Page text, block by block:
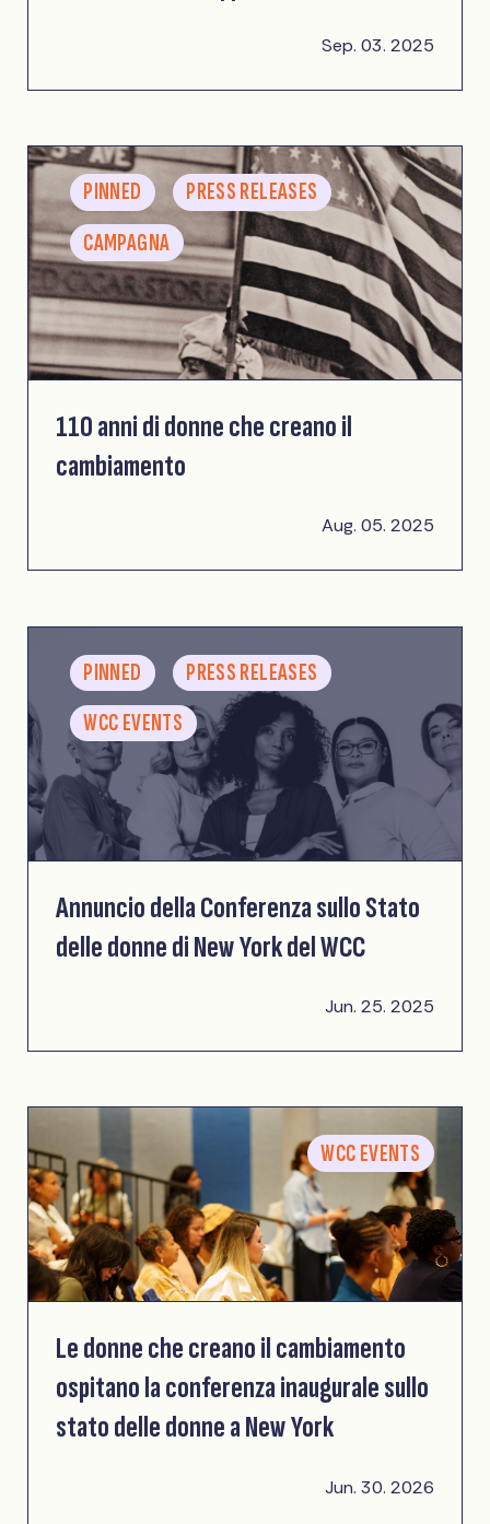
Sep. 03. 2025
PINNED
PRESS RELEASES
CAMPAGNA
110 anni di donne che creano il
cambiamento
Aug. 05. 2025
PINNED
PRESS RELEASES
WCC EVENTS
Annuncio della Conferenza sullo Stato
delle donne di New York del WCC
Jun. 25. 2025
WCC EVENTS
Le donne che creano il cambiamento
ospitano la conferenza inaugurale sullo
stato delle donne a New York
Jun. 30. 2026